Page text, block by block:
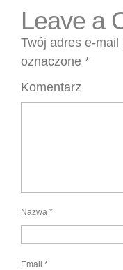
Leave a
Twój adres e-
oznaczone *
Komentarz
Nazwa *
Email *